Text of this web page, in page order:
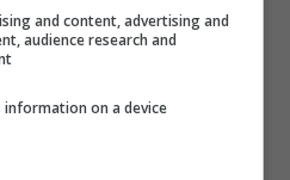
e mettetelo in
2 ore.
mettete lo stampo in
lo sformato su un
and content, advertising and
audience research and
information on a device